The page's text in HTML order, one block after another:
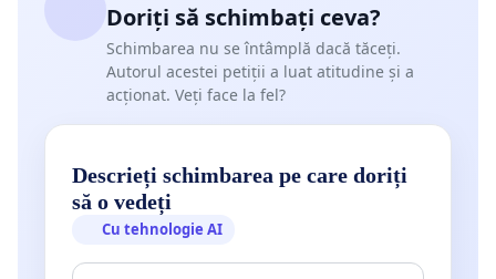
Doriți să schimbați ceva?
Schimbarea nu se întâmplă dacă tăceți.
Autorul acestei petiții a luat atitudine și a
acționat. Veți face la fel?
Descrieți schimbarea pe care doriți
să o vedeți
Cu tehnologie AI